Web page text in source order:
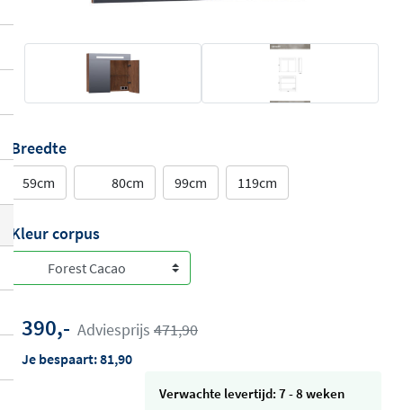
Breedte
59cm 80cm 99cm 119cm
Kleur corpus
390,- Adviesprijs 471,90
Je bespaart:81,90
Verwachte levertijd: 7 - 8 weken